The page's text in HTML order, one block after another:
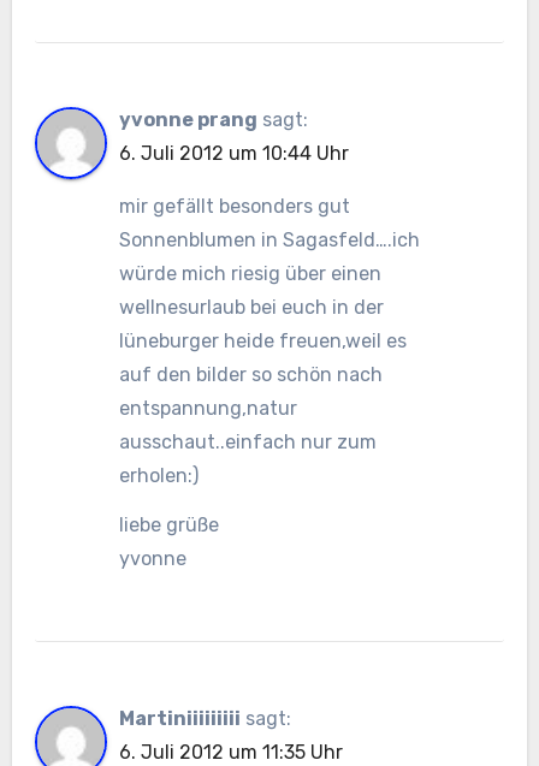
yvonne prang sagt:
6. Juli 2012 um 10:44 Uhr
mir gefällt besonders gut
Sonnenblumen in Sagasfeld….ich
würde mich riesig über einen
wellnesurlaub bei euch in der
lüneburger heide freuen,weil es
auf den bilder so schön nach
entspannung,natur
ausschaut..einfach nur zum
erholen:)
liebe grüße
yvonne
Martiniiiiiiiii sagt:
6. Juli 2012 um 11:35 Uhr